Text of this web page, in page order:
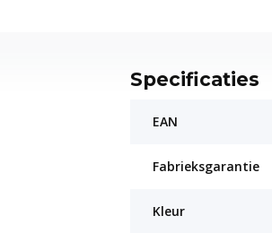
Specificaties
EAN
Fabrieksgarantie
Kleur